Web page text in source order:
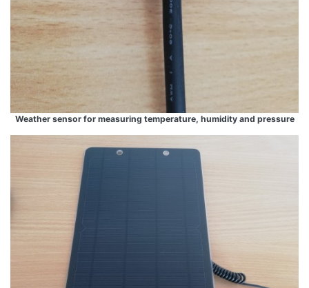
Weather sensor for measuring temperature, humidity and pressure